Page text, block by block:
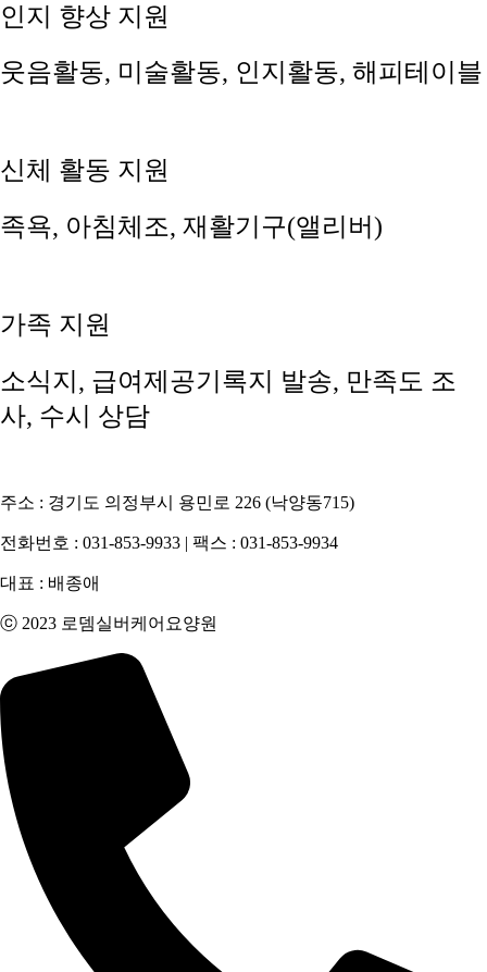
인지 향상 지원
웃음활동, 미술활동, 인지활동, 해피테이블
신체 활동 지원
족욕, 아침체조, 재활기구(앨리버)
가족 지원
소식지, 급여제공기록지 발송, 만족도 조
사, 수시 상담
주소 : 경기도 의정부시 용민로 226 (낙양동715)
전화번호 : 031-853-9933 | 팩스 : 031-853-9934
대표 : 배종애
ⓒ 2023 로뎀실버케어요양원